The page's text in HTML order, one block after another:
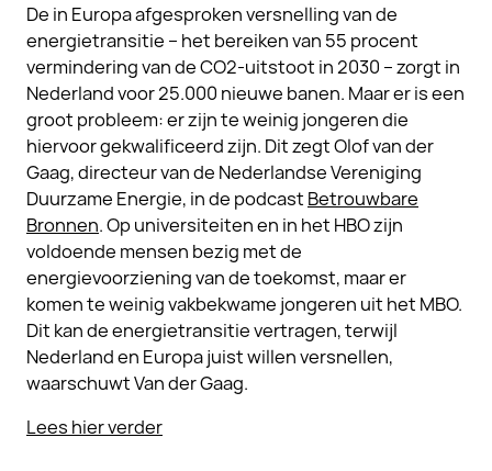
De in Europa afgesproken versnelling van de
energietransitie – het bereiken van 55 procent
vermindering van de CO2-uitstoot in 2030 – zorgt in
Nederland voor 25.000 nieuwe banen. Maar er is een
groot probleem: er zijn te weinig jongeren die
hiervoor gekwalificeerd zijn. Dit zegt Olof van der
Gaag, directeur van de Nederlandse Vereniging
Duurzame Energie, in de podcast Betrouwbare
Bronnen. Op universiteiten en in het HBO zijn
voldoende mensen bezig met de
energievoorziening van de toekomst, maar er
komen te weinig vakbekwame jongeren uit het MBO.
Dit kan de energietransitie vertragen, terwijl
Nederland en Europa juist willen versnellen,
waarschuwt Van der Gaag.
Lees hier verder